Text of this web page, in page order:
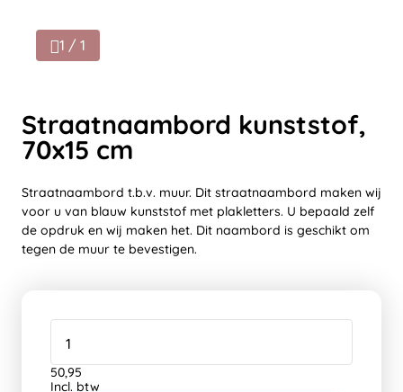
1 / 1
Straatnaambord kunststof,
70x15 cm
Straatnaambord t.b.v. muur. Dit straatnaambord maken wij
voor u van blauw kunststof met plakletters. U bepaald zelf
de opdruk en wij maken het. Dit naambord is geschikt om
tegen de muur te bevestigen.
50,95
Incl. btw